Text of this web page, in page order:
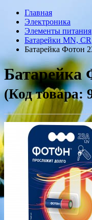
Главная
Электроника
Элементы питания
Батарейки MN, CR
Батарейка Фотон
Батарейка
(Код товара: